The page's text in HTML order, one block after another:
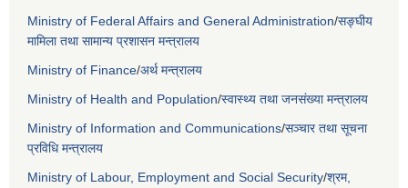
Ministry of Federal Affairs and General Administration/सङ्घीय
मामिला तथा सामान्य प्रशासन मन्त्रालय
Ministry of Finance/अर्थ मन्त्रालय
Ministry of Health and Population/स्वास्थ्य तथा जनसंख्या मन्त्रालय
Ministry of Information and Communications/सञ्चार तथा सूचना
प्रविधि मन्त्रालय
Ministry of Labour, Employment and Social Security/श्रम,